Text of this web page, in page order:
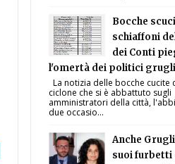
Bocche
schiaffoni
dei Conti
l'omertà dei politici
La notizia delle bocche cucite
ciclone che si è abbattuto sugli
amministratori della città,
due occasio...
Anche
suoi furbetti